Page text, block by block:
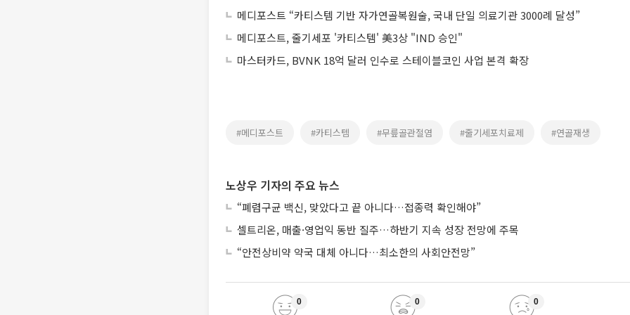
메디포스트 “카티스템 기반 자가연골복원술, 국내 단일 의료기관 3000례 달성”
메디포스트, 줄기세포 '카티스템' 美3상 "IND 승인"
마스터카드, BVNK 18억 달러 인수로 스테이블코인 사업 본격 확장
#메디포스트 #카티스템 #무릎골관절염 #줄기세포치료제 #연골재생
노상우 기자의 주요 뉴스
“폐렴구균 백신, 맞았다고 끝 아니다…접종력 확인해야”
셀트리온, 매출·영업익 동반 질주…하반기 지속 성장 전망에 주목
“안전상비약 약국 대체 아니다…최소한의 사회안전망”
0 0 0